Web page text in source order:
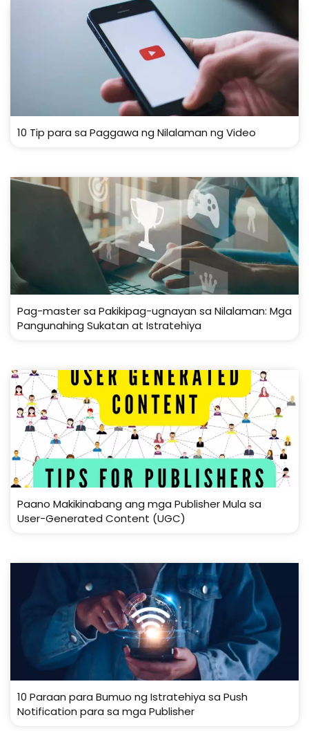
10 Tip para sa Paggawa ng Nilalaman ng Video
Pag-master sa Pakikipag-ugnayan sa Nilalaman: Mga
Pangunahing Sukatan at Istratehiya
Paano Makikinabang ang mga Publisher Mula sa
User-Generated Content (UGC)
10 Paraan para Bumuo ng Istratehiya sa Push
Notification para sa mga Publisher